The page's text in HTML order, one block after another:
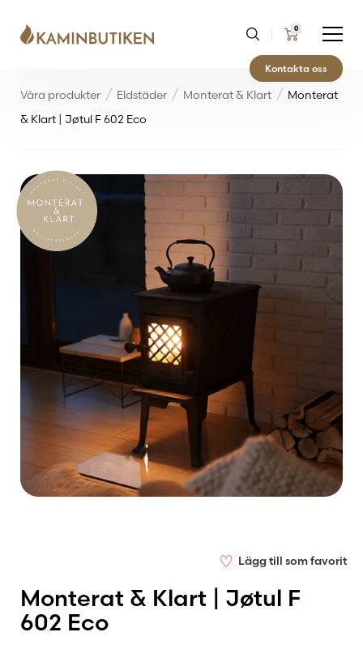
0
Kontakta oss
Våra produkter Eldstäder Monterat & Klart
Monterat
& Klart | Jøtul F 602 Eco
♡ Lägg till som favorit
Monterat & Klart | Jøtul F
602 Eco